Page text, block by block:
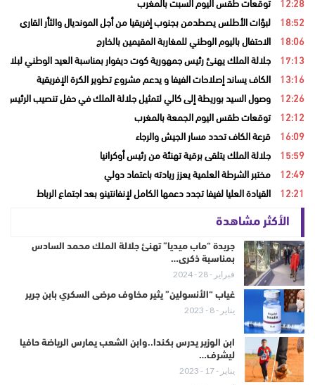
18:52 لبؤات الأطلس يصطدمن بجنوب إفريقيا من أجل المونديال والثأر القاري
18:06 الاحتفال باليوم الوطني للمغاربة المقيمين بالخارج
17:13 جلالة الملك يهنئ رئيس جمهورية كوت ديفوار بمناسبة العيد الوطني لبلاده
13:16 الكاف يساند إصلاحات الفيفا و يدعم مشروع تطوير الكرة الإفريقية
12:26 وصول السيد بوريطة إلى كالي لتمثيل جلالة الملك في حفل تنصيب الرئيس
12:12 توقعات طقس اليوم الجمعة بالمغرب
16:09 قرعة الكاف تحدد مسار الجيش والرجاء
15:59 جلالة الملك يتلقى برقية تهنئة من رئيس أوكرانيا
12:49 مختبر الشرطة العلمية يعزز ريادته باعتماد دولي
12:21 القيادة العليا لفيفا تجدد دعمها الكامل لإنفانتينو بعد اجتماع الرباط
الأكثر مشاهدة
جريدة “ماب ميديا” تهنئ جلالة الملك محمد السادس
بمناسبة ذكرى…
فبراير - 28 - 2024
غياب “الأنسولين” يثير مخاوف مرضى السكري بابن جرير
يناير - 8 - 2023
ابن الوزير يدرس بكندا..وابن الشعب يمارس الرياضة حافيا
ليشرف…
يناير - 17 - 2023